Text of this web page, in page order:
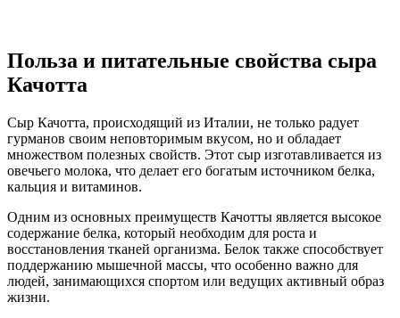
Польза и питательные свойства сыра
Качотта
Сыр Качотта, происходящий из Италии, не только радует
гурманов своим неповторимым вкусом, но и обладает
множеством полезных свойств. Этот сыр изготавливается из
овечьего молока, что делает его богатым источником белка,
кальция и витаминов.
Одним из основных преимуществ Качотты является высокое
содержание белка, который необходим для роста и
восстановления тканей организма. Белок также способствует
поддержанию мышечной массы, что особенно важно для
людей, занимающихся спортом или ведущих активный образ
жизни.